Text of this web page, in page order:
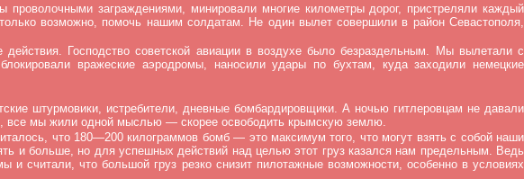
заграждениями, минировали многие километры дорог, пристреляли каждый
возможно, помочь нашим солдатам. Не один вылет совершили в район Севастополя,
Господство советской авиации в воздухе было безраздельным. Мы вылетали с
вражеские аэродромы, наносили удары по бухтам, куда заходили немецкие
штурмовики, истребители, дневные бомбардировщики. А ночью гитлеровцам не давали
все мы жили одной мыслью — скорее освободить крымскую землю.
что 180—200 килограммов бомб — это максимум того, что могут взять с собой наши
и больше, но для успешных действий над целью этот груз казался нам предельным. Ведь
считали, что большой груз резко снизит пилотажные возможности, особенно в условиях